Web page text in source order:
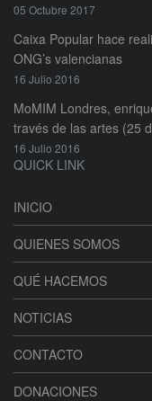
05 Octubre 2017
Caixa Popular hace
ONG’s valencianas
16 Julio 2016
MoMIM Londres,
través de las artes (25
16 Julio 2016
QUICK LINK
INICIO
QUIENES SOMOS
QUÉ HACEMOS
NOTICIAS
CONTACTO
DONACIONES